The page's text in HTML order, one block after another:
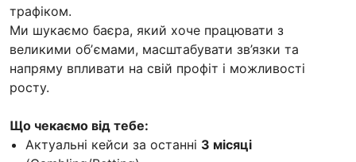
трафіком.
Ми шукаємо баєра, який хоче працювати з
великими обʼємами, масштабувати зв’язки та
напряму впливати на свій профіт і можливості
росту.
Що чекаємо від тебе:
Актуальні кейси за останні 3 місяці